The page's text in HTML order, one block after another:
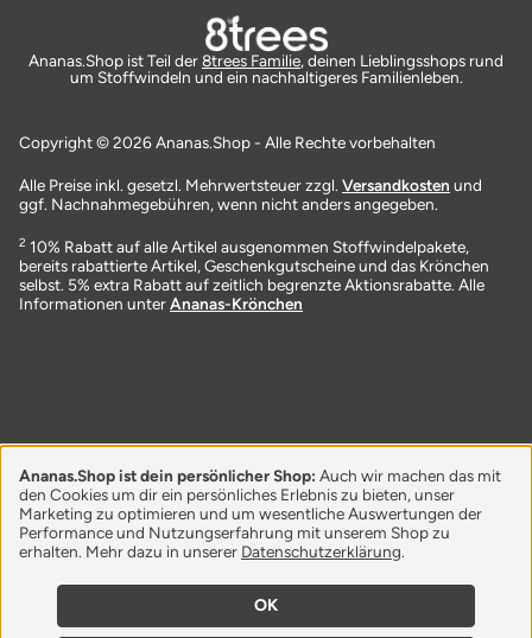
Ananas.Shop ist Teil der8trees Familie, deinen Lieblingsshops rund
um Stoffwindeln und ein nachhaltigeres Familienleben.
Copyright © 2026 Ananas.Shop - Alle Rechte vorbehalten
Alle Preise inkl. gesetzl. Mehrwertsteuer zzgl. Versandkosten und
ggf. Nachnahmegebühren, wenn nicht anders angegeben.
2 10% Rabatt auf alle Artikel ausgenommen Stoffwindelpakete,
bereits rabattierte Artikel, Geschenkgutscheine und das Krönchen
selbst. 5% extra Rabatt auf zeitlich begrenzte Aktionsrabatte. Alle
Informationen unterAnanas-Krönchen
Ananas.Shop ist dein persönlicher Shop: Auch wir machen das mit
den Cookies um dir ein persönliches Erlebnis zu bieten, unser
Marketing zu optimieren und um wesentliche Auswertungen der
Performance und Nutzungserfahrung mit unserem Shop zu
erhalten. Mehr dazu in unserer Datenschutzerklärung.
OK